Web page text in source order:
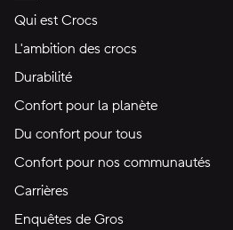
Qui est Crocs
L'ambition des crocs
Durabilité
Confort pour la planète
Du confort pour tous
Confort pour nos communautés
Carrières
Enquêtes de Gros